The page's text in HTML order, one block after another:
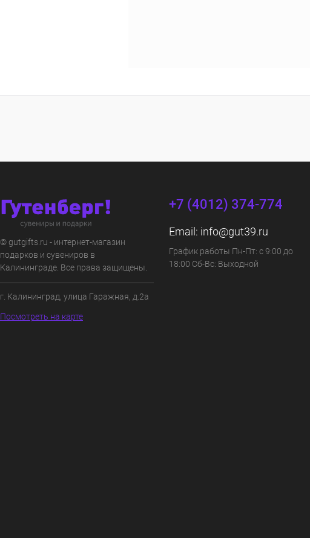
© gutgifts.ru - интернет-магазин
подарков и сувениров в
Калининграде. Все права защищены.
г. Калининград, улица Гаражная, д.2а
Посмотреть на карте
+7 (4012) 374-774
Email: info@gut39.ru
График работы Пн-Пт: с 9:00 до
18:00 Сб-Вс: Выходной